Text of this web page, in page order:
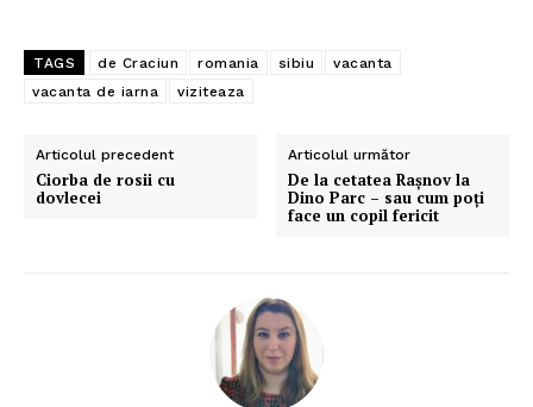
TAGS de Craciun romania sibiu
vacanta
vacanta de iarna
viziteaza
Articolul precedent
Ciorba de rosii cu
dovlecei
Articolul următor
De la cetatea Raşnov la
Dino Parc – sau cum poţi
face un copil fericit